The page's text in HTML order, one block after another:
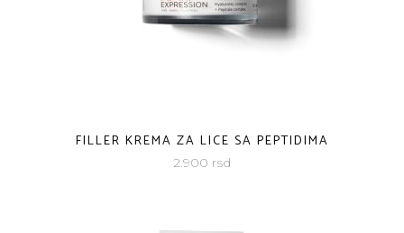
FILLER KREMA ZA LICE SA PEPTIDIMA
2.900 rsd